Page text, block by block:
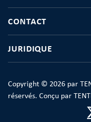
CONTACT
JURIDIQUE
Copyright © 2026 par
réservés. Conçu par